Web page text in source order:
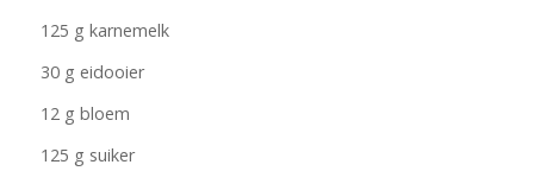
125 g karnemelk
30 g eidooier
12 g bloem
125 g suiker